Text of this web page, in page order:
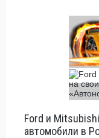
Ford и
автомобили в